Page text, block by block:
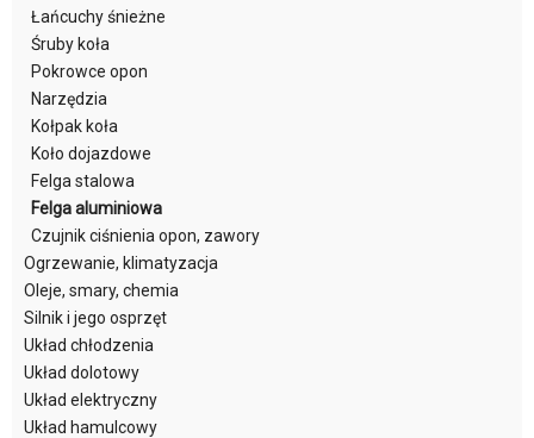
Łańcuchy śnieżne
Śruby koła
Pokrowce opon
Narzędzia
Kołpak koła
Koło dojazdowe
Felga stalowa
Felga aluminiowa
Czujnik ciśnienia opon, zawory
Ogrzewanie, klimatyzacja
Oleje, smary, chemia
Silnik i jego osprzęt
Układ chłodzenia
Układ dolotowy
Układ elektryczny
Układ hamulcowy